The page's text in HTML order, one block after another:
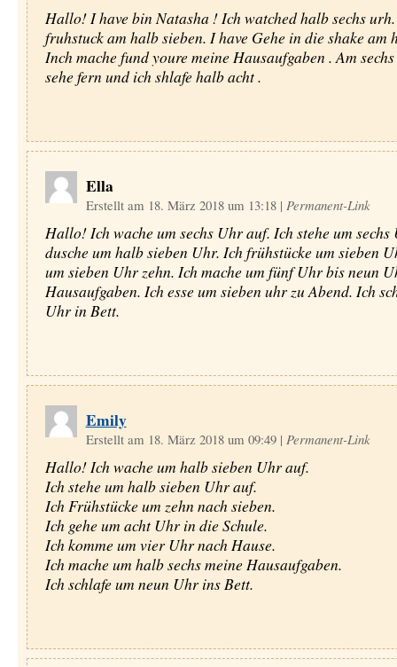
Hallo! I have bin Natasha ! Ich watched halb sechs
fruhstuck am halb sieben. I have Gehe in die shake am
Inch mache fund youre meine Hausaufgaben . Am
sehe fern und ich shlafe halb acht .
Ella
Erstellt am 18. März 2018 um 13:18 | Permanent-Link
Hallo! Ich wache um sechs Uhr auf. Ich stehe um
dusche um halb sieben Uhr. Ich frühstücke um sieben
um sieben Uhr zehn. Ich mache um fünf Uhr bis neun
Hausaufgaben. Ich esse um sieben uhr zu Abend. Ich
Uhr in Bett.
Emily
Erstellt am 18. März 2018 um 09:49 | Permanent-Link
Hallo! Ich wache um halb sieben Uhr auf.
Ich stehe um halb sieben Uhr auf.
Ich Frühstücke um zehn nach sieben.
Ich gehe um acht Uhr in die Schule.
Ich komme um vier Uhr nach Hause.
Ich mache um halb sechs meine Hausaufgaben.
Ich schlafe um neun Uhr ins Bett.